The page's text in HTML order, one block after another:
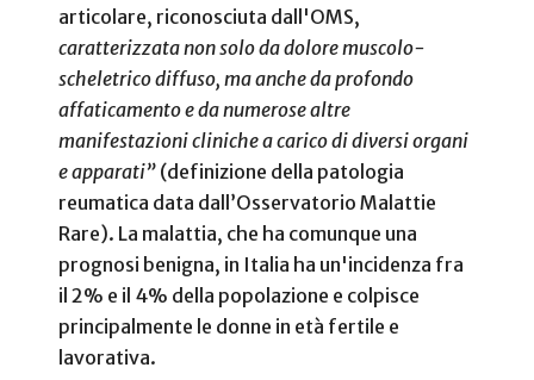
articolare, riconosciuta dall'OMS,
caratterizzata non solo da dolore muscolo-
scheletrico diffuso, ma anche da profondo
affaticamento e da numerose altre
manifestazioni cliniche a carico di diversi organi
e apparati” (definizione della patologia
reumatica data dall’Osservatorio Malattie
Rare). La malattia, che ha comunque una
prognosi benigna, in Italia ha un'incidenza fra
il 2% e il 4% della popolazione e colpisce
principalmente le donne in età fertile e
lavorativa.